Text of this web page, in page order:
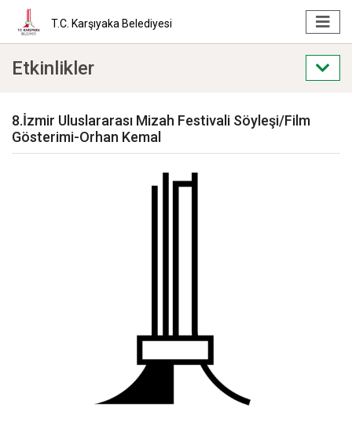
T.C. Karşıyaka Belediyesi
Etkinlikler
8.İzmir Uluslararası Mizah Festivali Söyleşi/Film
Gösterimi-Orhan Kemal